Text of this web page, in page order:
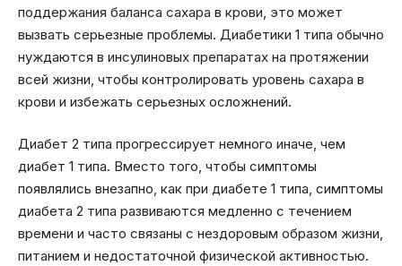
поддержания баланса сахара в крови, это может
вызвать серьезные проблемы. Диабетики 1 типа обычно
нуждаются в инсулиновых препаратах на протяжении
всей жизни, чтобы контролировать уровень сахара в
крови и избежать серьезных осложнений.
Диабет 2 типа прогрессирует немного иначе, чем
диабет 1 типа. Вместо того, чтобы симптомы
появлялись внезапно, как при диабете 1 типа, симптомы
диабета 2 типа развиваются медленно с течением
времени и часто связаны с нездоровым образом жизни,
питанием и недостаточной физической активностью.